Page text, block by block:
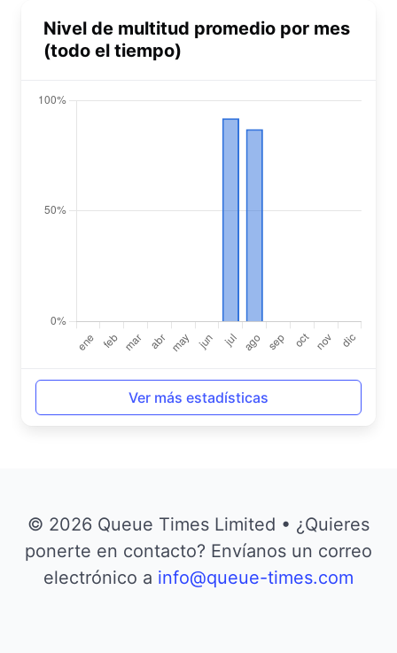
Nivel de multitud promedio por mes
(todo el tiempo)
Ver más estadísticas
© 2026 Queue Times Limited • ¿Quieres
ponerte en contacto? Envíanos un correo
electrónico a info@queue-times.com